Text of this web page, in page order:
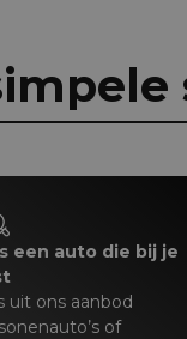
een auto die bij je
uit ons aanbod
of